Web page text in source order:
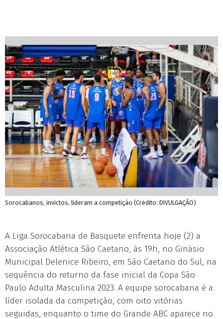
Sorocabanos, invictos, lideram a competição (Crédito: DIVULGAÇÃO)
A Liga Sorocabana de Basquete enfrenta hoje (2) a
Associação Atlética São Caetano, às 19h, no Ginásio
Municipal Delenice Ribeiro, em São Caetano do Sul, na
sequência do returno da fase inicial da Copa São
Paulo Adulta Masculina 2023. A equipe sorocabana é a
líder isolada da competição, com oito vitórias
seguidas, enquanto o time do Grande ABC aparece no